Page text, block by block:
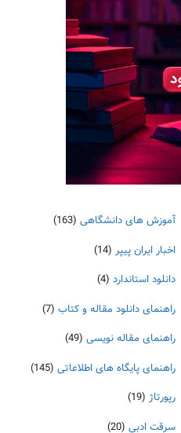
آموزش های دانشگاهی (163)
اخبار ایران پیپر (14)
دانلود استاندارد (4)
راهنمای دانلود مقاله و کتاب (7)
راهنمای مقاله نویسی (49)
راهنمای پایگاه های اطلاعاتی (145)
رپورتاژ (19)
سرقت ادبی (20)